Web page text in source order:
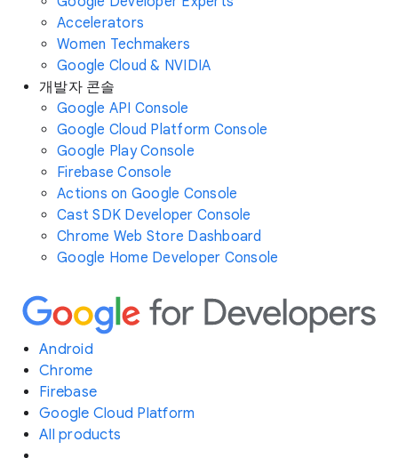
Accelerators
Women Techmakers
Google Cloud & NVIDIA
개발자 콘솔
Google API Console
Google Cloud Platform Console
Google Play Console
Firebase Console
Actions on Google Console
Cast SDK Developer Console
Chrome Web Store Dashboard
Google Home Developer Console
Android
Chrome
Firebase
Google Cloud Platform
All products